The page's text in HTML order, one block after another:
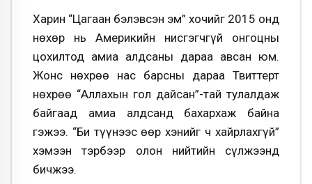
Харин “Цагаан бэлэвсэн эм” хочийг 2015 онд
нөхөр нь Америкийн нисгэгчгүй онгоцны
цохилтод амиа алдсаны дараа авсан юм.
Жонс нөхрөө нас барсны дараа Твиттерт
нөхрөө “Аллахын гол дайсан”-тай тулалдаж
байгаад амиа алдсанд бахархаж байна
гэжээ. “Би түүнээс өөр хэнийг ч хайрлахгүй”
хэмээн тэрбээр олон нийтийн сүлжээнд
бичжээ.